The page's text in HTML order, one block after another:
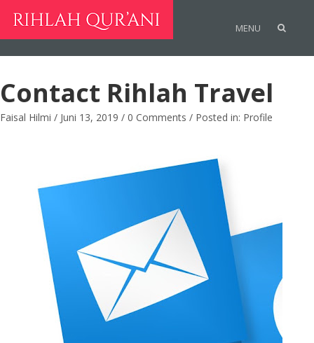
MENU
Contact Rihlah Travel
Faisal Hilmi / Juni 13, 2019 / 0 Comments / Posted in: Profile